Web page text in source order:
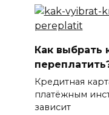
Как выбрать
Кредитная
платёжным
зависит